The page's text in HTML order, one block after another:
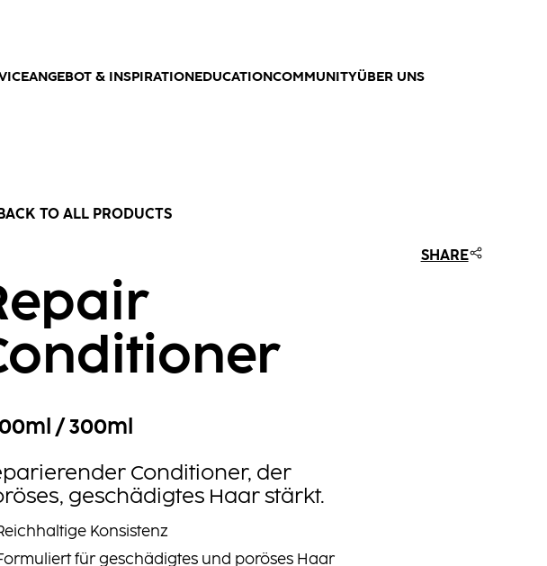
& INSPIRATIONEDUCATIONCOMMUNITYÜBER UNS
TO ALL PRODUCTS
/ 300ml
SHARE
Conditioner, der
geschädigtes Haar stärkt.
Konsistenz
für geschädigtes und poröses Haar